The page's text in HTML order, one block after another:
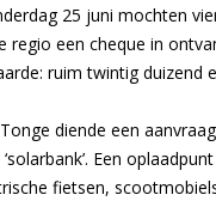
25 juni mochten
regio een cheque in
ruim twintig duizend
diende een
Een
fietsen,